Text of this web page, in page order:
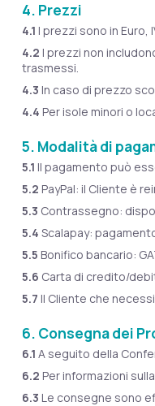
4. Prezzi
4.1 I prezzi sono in
4.2 I prezzi non
trasmessi.
4.3 In caso di prezzo
4.4 Per isole minori o
5. Modalità di
5.1 Il pagamento può
5.2 PayPal: il Cliente è
5.3 Contrassegno:
5.4 Scalapay:
5.5 Bonifico bancario:
5.6 Carta di credito/
5.7 Il Cliente che
6. Consegna dei
6.1 A seguito della
6.2 Per informazioni
6.3 Le consegne sono